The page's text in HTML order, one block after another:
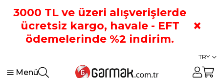
3000 TL ve üzeri alışverişlerde
ücretsiz kargo, havale - EFT
ödemelerinde %2 indirim.
×
Menü
TRY